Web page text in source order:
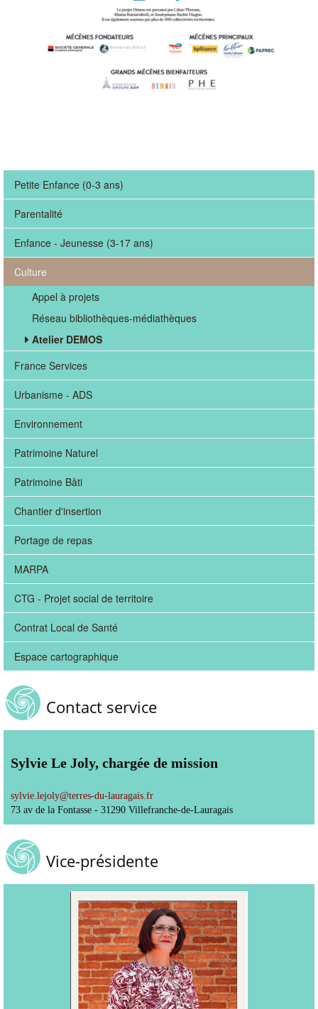
Petite Enfance (0-3 ans)
Parentalité
Enfance - Jeunesse (3-17 ans)
Culture
Appel à projets
Réseau bibliothèques-médiathèques
Atelier DEMOS
France Services
Urbanisme - ADS
Environnement
Patrimoine Naturel
Patrimoine Bâti
Chantier d'insertion
Portage de repas
MARPA
CTG - Projet social de territoire
Contrat Local de Santé
Espace cartographique
Contact service
Sylvie Le Joly, chargée de mission
sylvie.lejoly@terres-du-lauragais.fr
73 av de la Fontasse - 31290 Villefranche-de-Lauragais
Vice-présidente